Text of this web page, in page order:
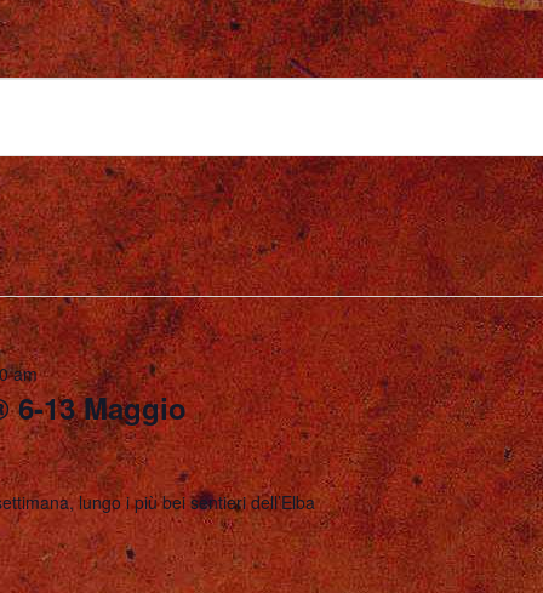
6-13 Maggio
am
lungo i più bei sentieri dell’Elba